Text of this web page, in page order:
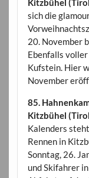
Kitzbühel
sich die
20. November
Ebenfalls
Kufstein. Hier
November
85.
Kitzbühel
Kalenders
Rennen in
Sonntag, 26.
und Skifahrer